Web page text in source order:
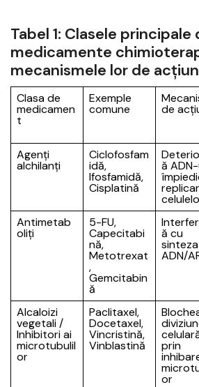
Tabel 1: Clasele principale
medicamente
mecanismele lor de
Clasa de
medicamen
t
Exemple
comune de
Agenți
alchilanți
Ciclofosfam
idă,
Ifosfamidă,
Cisplatină
ă
Antimetab
oliți
5-FU,
Capecitabi
nă,
Metotrexat
,
Gemcitabin
ă
ă cu
sinteza
ADN/
Alcaloizi
vegetali /
Inhibitori ai
microtubulil
or
Paclitaxel,
Docetaxel,
Vincristină,
Vinblastină prin
or